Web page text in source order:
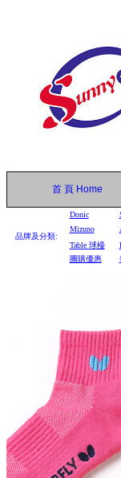
首 頁 Home
品牌及分類:
Donic
Mizuno
Table 球檯
團購優惠